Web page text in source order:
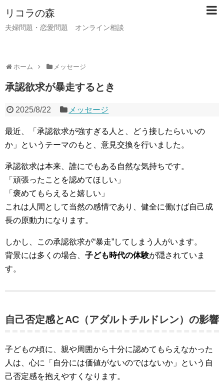
リコラの森
夫婦問題・恋愛問題 オンライン相談
ホーム メッセージ
承認欲求が暴走するとき
2025/8/22 メッセージ
最近、「承認欲求が強すぎる人と、どう接したらいいの
か」というテーマのもと、意見交換を行いました。
承認欲求は本来、誰にでもある自然な気持ちです。
「頑張ったことを認めてほしい」
「褒めてもらえると嬉しい」
これは人間として当然の感情であり、健全に働けば自己成
長の原動力になります。
しかし、この承認欲求が“暴走”してしまう人がいます。
背景には多くの場合、 子ども時代の体験が隠されていま
す。
自己否定感とAC（アダルトチルドレン）の影響
子どもの頃に、親や周囲から十分に認めてもらえなかった
人は、心に「自分には価値がないのではないか」という自
己否定感を抱えやすくなります。